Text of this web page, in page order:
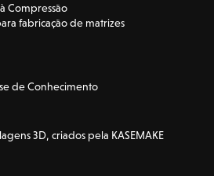
Compressão
fabricação de matrizes
de Conhecimento
3D, criados pela KASEMAKE